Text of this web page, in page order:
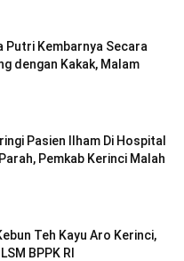
Putri Kembarnya Secara
dengan Kakak, Malam
Pasien Ilham Di Hospital
Pemkab Kerinci Malah
Teh Kayu Aro Kerinci,
BPPK RI